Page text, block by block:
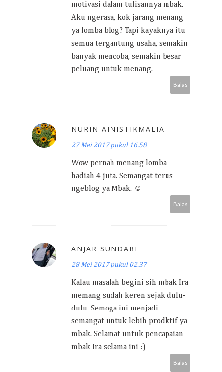
motivasi dalam tulisannya mbak.
Aku ngerasa, kok jarang menang
ya lomba blog? Tapi kayaknya itu
semua tergantung usaha, semakin
banyak mencoba, semakin besar
peluang untuk menang.
Balas
NURIN AINISTIKMALIA
27 Mei 2017 pukul 16.58
Wow pernah menang lomba
hadiah 4 juta. Semangat terus
ngeblog ya Mbak. ☺
Balas
ANJAR SUNDARI
28 Mei 2017 pukul 02.37
Kalau masalah begini sih mbak Ira
memang sudah keren sejak dulu-
dulu. Semoga ini menjadi
semangat untuk lebih prodktif ya
mbak. Selamat untuk pencapaian
mbak Ira selama ini :)
Balas